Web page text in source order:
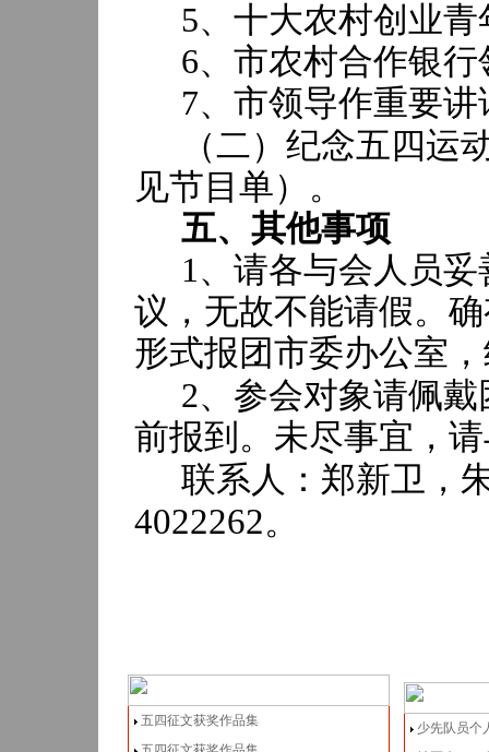
5、十大农村创业
6、市农村合作银
7、市领导作重要讲
（二）纪念五四运
见节目单）。
五、其他事项
1、请各与会人员
议，无故不能请假。
形式报团市委办公室
2、参会对象请佩
前报到。未尽事宜，
联系人：郑新卫，
4022262。
五四征文获奖作品集
少先队员个